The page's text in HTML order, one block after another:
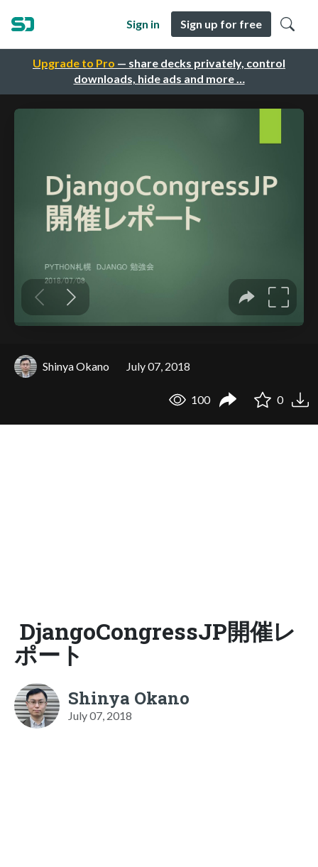
Upgrade to Pro — share decks privately, control
downloads, hide ads and more …
Sign in Sign up for free
Shinya Okano July 07, 2018
100 0
DjangoCongressJP開催レ
ポート
Shinya Okano
July 07, 2018